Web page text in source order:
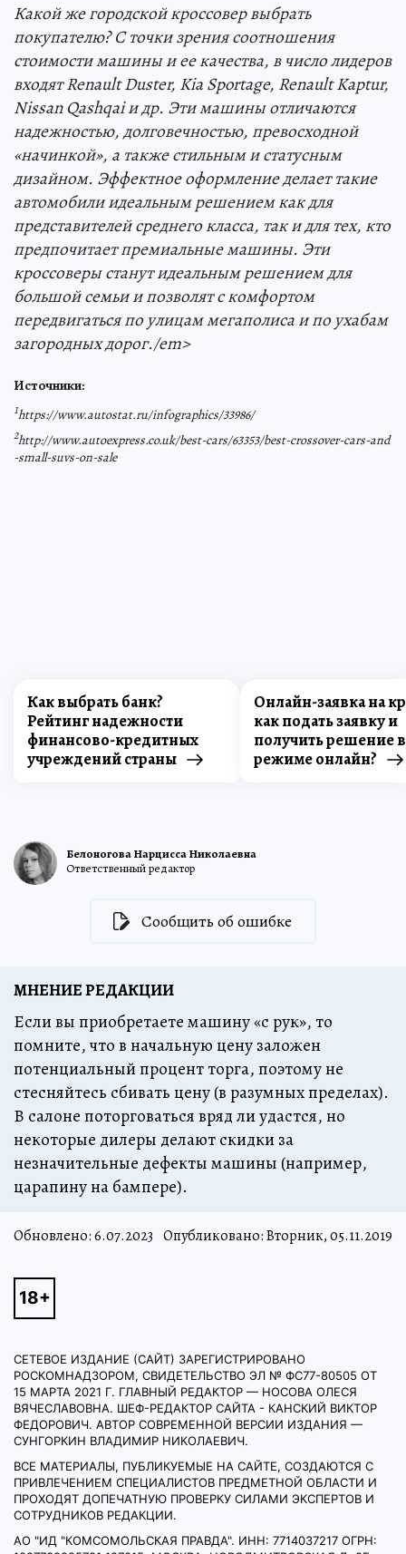
Какой же городской кроссовер выбрать
покупателю? С точки зрения соотношения
стоимости машины и ее качества, в число лидеров
входят Renault Duster, Kia Sportage, Renault Kaptur,
Nissan Qashqai и др. Эти машины отличаются
надежностью, долговечностью, превосходной
«начинкой», а также стильным и статусным
дизайном. Эффектное оформление делает такие
автомобили идеальным решением как для
представителей среднего класса, так и для тех, кто
предпочитает премиальные машины. Эти
кроссоверы станут идеальным решением для
большой семьи и позволят с комфортом
передвигаться по улицам мегаполиса и по ухабам
загородных дорог./em>
Источники:
1https://www.autostat.ru/infographics/33986/
2http://www.autoexpress.co.uk/best-cars/63353/best-crossover-cars-and
-small-suvs-on-sale
Как выбрать банк?
Рейтинг надежности
финансово-кредитных
учреждений страны
Онлайн-заявка на
как подать заявку и
получить решение в
режиме онлайн?
Белоногова Нарцисса Николаевна
Ответственный редактор
Сообщить об ошибке
МНЕНИЕ РЕДАКЦИИ
Если вы приобретаете машину «с рук», то
помните, что в начальную цену заложен
потенциальный процент торга, поэтому не
стесняйтесь сбивать цену (в разумных пределах).
В салоне поторговаться вряд ли удастся, но
некоторые дилеры делают скидки за
незначительные дефекты машины (например,
царапину на бампере).
Обновлено:6.07.2023 Опубликовано: Вторник, 05.11.2019
СЕТЕВОЕ ИЗДАНИЕ (САЙТ) ЗАРЕГИСТРИРОВАНО
РОСКОМНАДЗОРОМ, СВИДЕТЕЛЬСТВО ЭЛ № ФС77-80505 ОТ
15 МАРТА 2021 Г. ГЛАВНЫЙ РЕДАКТОР — НОСОВА ОЛЕСЯ
ВЯЧЕСЛАВОВНА. ШЕФ-РЕДАКТОР САЙТА - КАНСКИЙ ВИКТОР
ФЕДОРОВИЧ. АВТОР СОВРЕМЕННОЙ ВЕРСИИ ИЗДАНИЯ —
СУНГОРКИН ВЛАДИМИР НИКОЛАЕВИЧ.
ВСЕ МАТЕРИАЛЫ, ПУБЛИКУЕМЫЕ НА САЙТЕ, СОЗДАЮТСЯ С
ПРИВЛЕЧЕНИЕМ СПЕЦИАЛИСТОВ ПРЕДМЕТНОЙ ОБЛАСТИ И
ПРОХОДЯТ ДОПЕЧАТНУЮ ПРОВЕРКУ СИЛАМИ ЭКСПЕРТОВ И
СОТРУДНИКОВ РЕДАКЦИИ.
АО "ИД "КОМСОМОЛЬСКАЯ ПРАВДА". ИНН: 7714037217 ОГРН: